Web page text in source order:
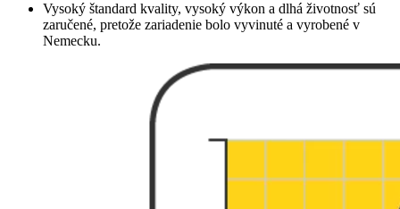
Vysoký štandard kvality, vysoký výkon a dlhá životnosť sú
zaručené, pretože zariadenie bolo vyvinuté a vyrobené v
Nemecku.